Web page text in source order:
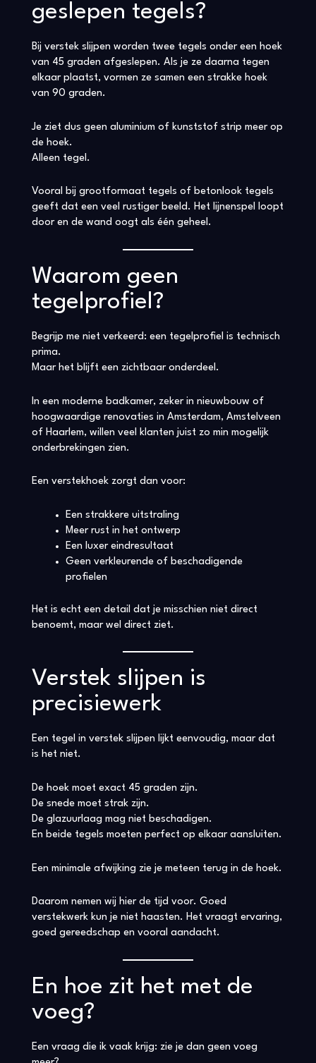
geslepen tegels?
Bij verstek slijpen worden twee tegels onder een hoek
van 45 graden afgeslepen. Als je ze daarna tegen
elkaar plaatst, vormen ze samen een strakke hoek
van 90 graden.
Je ziet dus geen aluminium of kunststof strip meer op
de hoek.
Alleen tegel.
Vooral bij grootformaat tegels of betonlook tegels
geeft dat een veel rustiger beeld. Het lijnenspel loopt
door en de wand oogt als één geheel.
Waarom geen
tegelprofiel?
Begrijp me niet verkeerd: een tegelprofiel is technisch
prima.
Maar het blijft een zichtbaar onderdeel.
In een moderne badkamer, zeker in nieuwbouw of
hoogwaardige renovaties in Amsterdam, Amstelveen
of Haarlem, willen veel klanten juist zo min mogelijk
onderbrekingen zien.
Een verstekhoek zorgt dan voor:
Een strakkere uitstraling
Meer rust in het ontwerp
Een luxer eindresultaat
Geen verkleurende of beschadigende
profielen
Het is echt een detail dat je misschien niet direct
benoemt, maar wel direct ziet.
Verstek slijpen is
precisiewerk
Een tegel in verstek slijpen lijkt eenvoudig, maar dat
is het niet.
De hoek moet exact 45 graden zijn.
De snede moet strak zijn.
De glazuurlaag mag niet beschadigen.
En beide tegels moeten perfect op elkaar aansluiten.
Een minimale afwijking zie je meteen terug in de hoek.
Daarom nemen wij hier de tijd voor. Goed
verstekwerk kun je niet haasten. Het vraagt ervaring,
goed gereedschap en vooral aandacht.
En hoe zit het met de
voeg?
Een vraag die ik vaak krijg: zie je dan geen voeg